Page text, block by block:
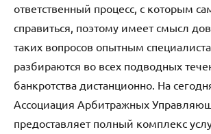
ответственный процесс, с которым
справиться, поэтому имеет смысл
таких вопросов опытным
разбираются во всех подводных
банкротства дистанционно. На
Ассоциация Арбитражных
предоставляет полный комплекс